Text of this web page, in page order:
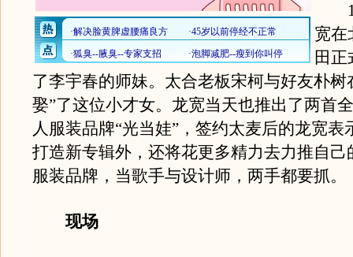
10
宽在
田
了李宇春的师妹。太合老板宋柯与好友朴树
娶”了这位小才女。龙宽当天也推出了两首
人服装品牌“光当娃”，签约太麦后的龙宽表
打造新专辑外，还将花更多精力去力推自己
服装品牌，当歌手与设计师，两手都要抓。
现场